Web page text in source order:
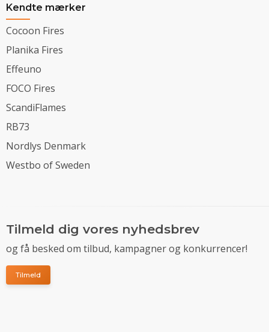
Kendte mærker
Cocoon Fires
Planika Fires
Effeuno
FOCO Fires
ScandiFlames
RB73
Nordlys Denmark
Westbo of Sweden
Tilmeld dig vores nyhedsbrev
og få besked om tilbud, kampagner og konkurrencer!
Tilmeld